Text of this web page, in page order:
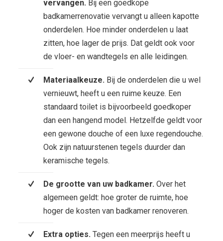
vervangen. Bij een goedkope
badkamerrenovatie vervangt u alleen kapotte
onderdelen. Hoe minder onderdelen u laat
zitten, hoe lager de prijs. Dat geldt ook voor
de vloer- en wandtegels en alle leidingen.
Materiaalkeuze. Bij de onderdelen die u wel
vernieuwt, heeft u een ruime keuze. Een
standaard toilet is bijvoorbeeld goedkoper
dan een hangend model. Hetzelfde geldt voor
een gewone douche of een luxe regendouche.
Ook zijn natuurstenen tegels duurder dan
keramische tegels.
De grootte van uw badkamer. Over het
algemeen geldt: hoe groter de ruimte, hoe
hoger de kosten van badkamer renoveren.
Extra opties. Tegen een meerprijs heeft u